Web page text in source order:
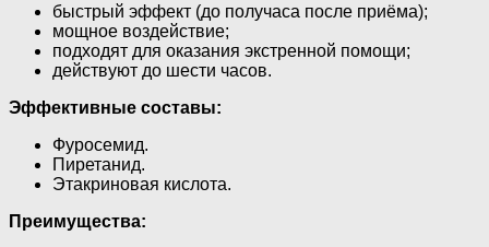
быстрый эффект (до получаса после приёма);
мощное воздействие;
подходят для оказания экстренной помощи;
действуют до шести часов.
Эффективные составы:
Фуросемид.
Пиретанид.
Этакриновая кислота.
Преимущества: